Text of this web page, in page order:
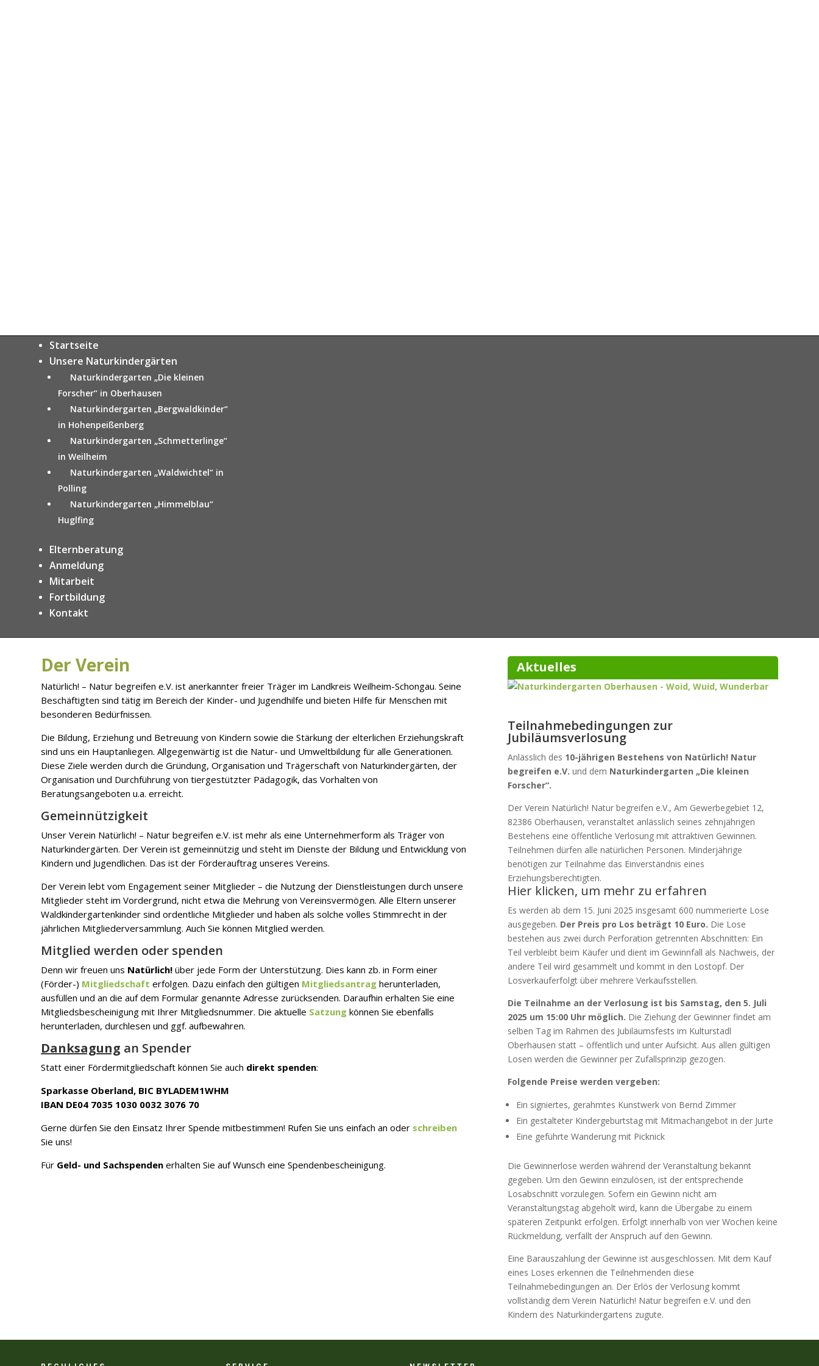
Startseite
Unsere Naturkindergärten
Naturkindergarten „Die kleinen
Forscher“ in Oberhausen
Naturkindergarten „Bergwaldkinder“
in Hohenpeißenberg
Naturkindergarten „Schmetterlinge“
in Weilheim
Naturkindergarten „Waldwichtel“ in
Polling
Naturkindergarten „Himmelblau“
Huglfing
Elternberatung
Anmeldung
Mitarbeit
Fortbildung
Kontakt
Der Verein
Natürlich! – Natur begreifen e.V. ist anerkannter freier Träger im Landkreis Weilheim-Schongau. Seine
Beschäftigten sind tätig im Bereich der Kinder- und Jugendhilfe und bieten Hilfe für Menschen mit
besonderen Bedürfnissen.
Die Bildung, Erziehung und Betreuung von Kindern sowie die Stärkung der elterlichen Erziehungskraft
sind uns ein Hauptanliegen. Allgegenwärtig ist die Natur- und Umweltbildung für alle Generationen.
Diese Ziele werden durch die Gründung, Organisation und Trägerschaft von Naturkindergärten, der
Organisation und Durchführung von tiergestützter Pädagogik, das Vorhalten von
Beratungsangeboten u.a. erreicht.
Gemeinnützigkeit
Unser Verein Natürlich! – Natur begreifen e.V. ist mehr als eine Unternehmerform als Träger von
Naturkindergärten. Der Verein ist gemeinnützig und steht im Dienste der Bildung und Entwicklung von
Kindern und Jugendlichen. Das ist der Förderauftrag unseres Vereins.
Der Verein lebt vom Engagement seiner Mitglieder – die Nutzung der Dienstleistungen durch unsere
Mitglieder steht im Vordergrund, nicht etwa die Mehrung von Vereinsvermögen. Alle Eltern unserer
Waldkindergartenkinder sind ordentliche Mitglieder und haben als solche volles Stimmrecht in der
jährlichen Mitgliederversammlung. Auch Sie können Mitglied werden.
Mitglied werden oder spenden
Denn wir freuen uns Natürlich! über jede Form der Unterstützung. Dies kann zb. in Form einer
(Förder-) Mitgliedschaft erfolgen. Dazu einfach den gültigen Mitgliedsantrag herunterladen,
ausfüllen und an die auf dem Formular genannte Adresse zurücksenden. Daraufhin erhalten Sie eine
Mitgliedsbescheinigung mit Ihrer Mitgliedsnummer. Die aktuelle Satzung können Sie ebenfalls
herunterladen, durchlesen und ggf. aufbewahren.
Danksagung an Spender
Statt einer Fördermitgliedschaft können Sie auch direkt spenden:
Sparkasse Oberland, BIC BYLADEM1WHM
IBAN DE04 7035 1030 0032 3076 70
Gerne dürfen Sie den Einsatz Ihrer Spende mitbestimmen! Rufen Sie uns einfach an oder schreiben
Sie uns!
Für Geld- und Sachspenden erhalten Sie auf Wunsch eine Spendenbescheinigung.
Aktuelles
Teilnahmebedingungen zur
Jubiläumsverlosung
Anlässlich des 10-jährigen Bestehens von Natürlich! Natur
begreifen e.V. und dem Naturkindergarten „Die kleinen
Forscher“.
Der Verein Natürlich! Natur begreifen e.V., Am Gewerbegebiet 12,
82386 Oberhausen, veranstaltet anlässlich seines zehnjährigen
Bestehens eine öffentliche Verlosung mit attraktiven Gewinnen.
Teilnehmen dürfen alle natürlichen Personen. Minderjährige
benötigen zur Teilnahme das Einverständnis eines
Erziehungsberechtigten.
Hier klicken, um mehr zu erfahren
Es werden ab dem 15. Juni 2025 insgesamt 600 nummerierte Lose
ausgegeben. Der Preis pro Los beträgt 10 Euro. Die Lose
bestehen aus zwei durch Perforation getrennten Abschnitten: Ein
Teil verbleibt beim Käufer und dient im Gewinnfall als Nachweis, der
andere Teil wird gesammelt und kommt in den Lostopf. Der
Losverkauferfolgt über mehrere Verkaufsstellen.
Die Teilnahme an der Verlosung ist bis Samstag, den 5. Juli
2025 um 15:00 Uhr möglich. Die Ziehung der Gewinner findet am
selben Tag im Rahmen des Jubiläumsfests im Kulturstadl
Oberhausen statt – öffentlich und unter Aufsicht. Aus allen gültigen
Losen werden die Gewinner per Zufallsprinzip gezogen.
Folgende Preise werden vergeben:
Ein signiertes, gerahmtes Kunstwerk von Bernd Zimmer
Ein gestalteter Kindergeburtstag mit Mitmachangebot in der Jurte
Eine geführte Wanderung mit Picknick
Die Gewinnerlose werden während der Veranstaltung bekannt
gegeben. Um den Gewinn einzulösen, ist der entsprechende
Losabschnitt vorzulegen. Sofern ein Gewinn nicht am
Veranstaltungstag abgeholt wird, kann die Übergabe zu einem
späteren Zeitpunkt erfolgen. Erfolgt innerhalb von vier Wochen keine
Rückmeldung, verfällt der Anspruch auf den Gewinn.
Eine Barauszahlung der Gewinne ist ausgeschlossen. Mit dem Kauf
eines Loses erkennen die Teilnehmenden diese
Teilnahmebedingungen an. Der Erlös der Verlosung kommt
vollständig dem Verein Natürlich! Natur begreifen e.V. und den
Kindern des Naturkindergartens zugute.